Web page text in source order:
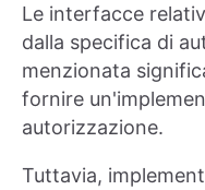
Le interfacce
dalla specifica di
menzionata
fornire
autorizzazione.
Tuttavia,